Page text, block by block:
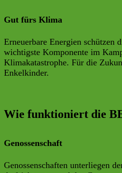
Gut fürs Klima
Erneuerbare Energien schützen
wichtigste Komponente im
Klimakatastrophe. Für die
Enkelkinder.
Wie funktioniert die
Genossenschaft
Genossenschaften unterliegen